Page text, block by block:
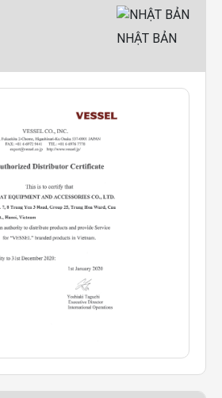
NHẬT BẢN